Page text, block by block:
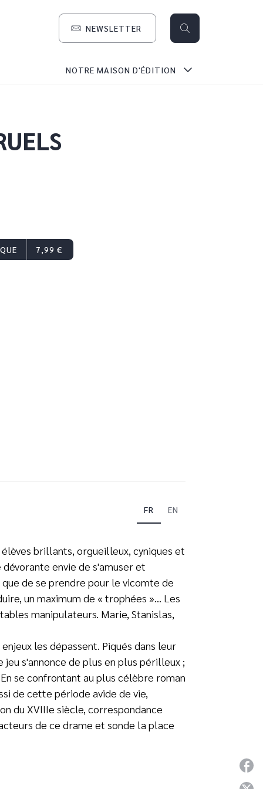
NEWSLETTER
NOTRE MAISON D'ÉDITION
7,99 €
FR EN
brillants, orgueilleux, cyniques et
envie de s'amuser et
de se prendre pour le vicomte de
un maximum de « trophées »… Les
manipulateurs. Marie, Stanislas,
les dépassent. Piqués dans leur
s'annonce de plus en plus périlleux ;
se confrontant au plus célèbre roman
de cette période avide de vie,
du XVIIIe siècle, correspondance
de ce drame et sonde la place